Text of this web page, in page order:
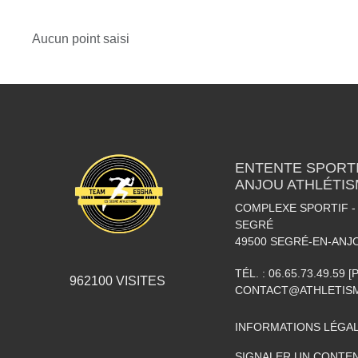
Aucun point saisi
962100 VISITES
ENTENTE
ANJOU
COMPLEXE SPORTIF
SEGRÉ
49500 SEGRÉ-EN-
TÉL. : 06.65.73.49.59
INFORMATIONS